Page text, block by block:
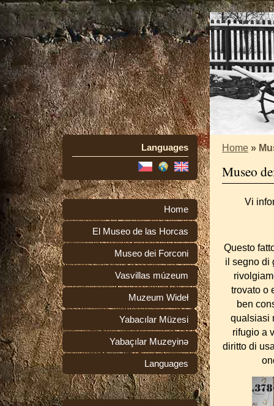
Languages
Home
El Museo de las Horcas
Museo dei Forconi
Vasvillas múzeum
Muzeum Wideł
Yabacılar Müzesi
Yabaçılar Muzeyinə
Languages
Home »
Museo
Vi
Questo
il segno di
trovato o
ben
qualsiasi
rifugio a
diritto di